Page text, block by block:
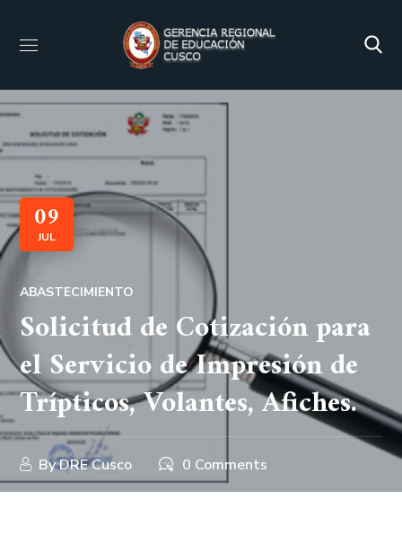
09
JUL
ABASTECIMIENTO
Solicitud de Cotización para
el Servicio de Impresión de
Trípticos, Volantes, Afiches.
ByDRE Cusco 0 Comments